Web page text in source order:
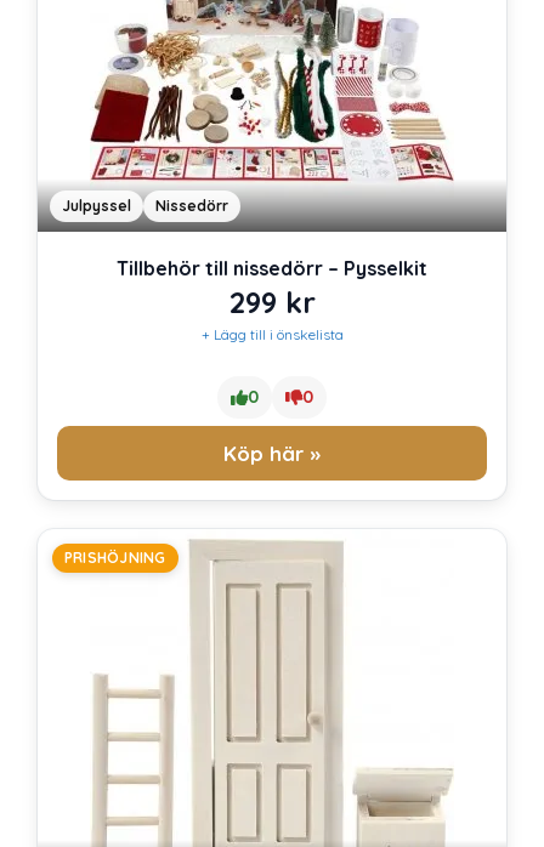
Julpyssel Nissedörr
Tillbehör till nissedörr – Pysselkit
299 kr
+ Lägg till i önskelista
0 0
Köp här »
PRISHÖJNING